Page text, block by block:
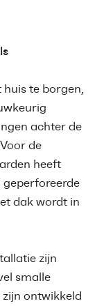
te borgen,
achter de
de
heeft
geperforeerde
dak wordt in
zijn
smalle
ontwikkeld